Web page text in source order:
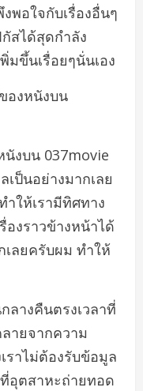
พอใจกับเรื่องอื่นๆ
สได้สุดกำลัง
มขึ้นเรื่อยๆนั่นเอง
องหนังบน
งบน 037movie
ป็นอย่างมากเลย
ให้เรามีทิศทาง
องราวข้างหน้าได้
เลยครับผม ทำให้
ลางคืนตรงเวลาที่
ายจากความ
ราไม่ต้องรับข้อมูล
อุตสาหะถ่ายทอด